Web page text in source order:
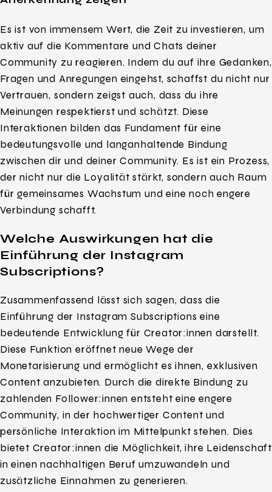
Es ist von immensem Wert, die Zeit zu investieren, um
aktiv auf die Kommentare und Chats deiner
Community zu reagieren. Indem du auf ihre Gedanken,
Fragen und Anregungen eingehst, schaffst du nicht nur
Vertrauen, sondern zeigst auch, dass du ihre
Meinungen respektierst und schätzt. Diese
Interaktionen bilden das Fundament für eine
bedeutungsvolle und langanhaltende Bindung
zwischen dir und deiner Community. Es ist ein Prozess,
der nicht nur die Loyalität stärkt, sondern auch Raum
für gemeinsames Wachstum und eine noch engere
Verbindung schafft.
Welche Auswirkungen hat die
Einführung der Instagram
Subscriptions?
Zusammenfassend lässt sich sagen, dass die
Einführung der Instagram Subscriptions eine
bedeutende Entwicklung für Creator:innen darstellt.
Diese Funktion eröffnet neue Wege der
Monetarisierung und ermöglicht es ihnen, exklusiven
Content anzubieten. Durch die direkte Bindung zu
zahlenden Follower:innen entsteht eine engere
Community, in der hochwertiger Content und
persönliche Interaktion im Mittelpunkt stehen. Dies
bietet Creator:innen die Möglichkeit, ihre Leidenschaft
in einen nachhaltigen Beruf umzuwandeln und
zusätzliche Einnahmen zu generieren.